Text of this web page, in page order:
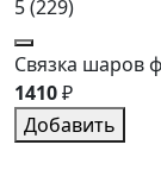
5(229)
Связка шаров
1410₽
Добавить